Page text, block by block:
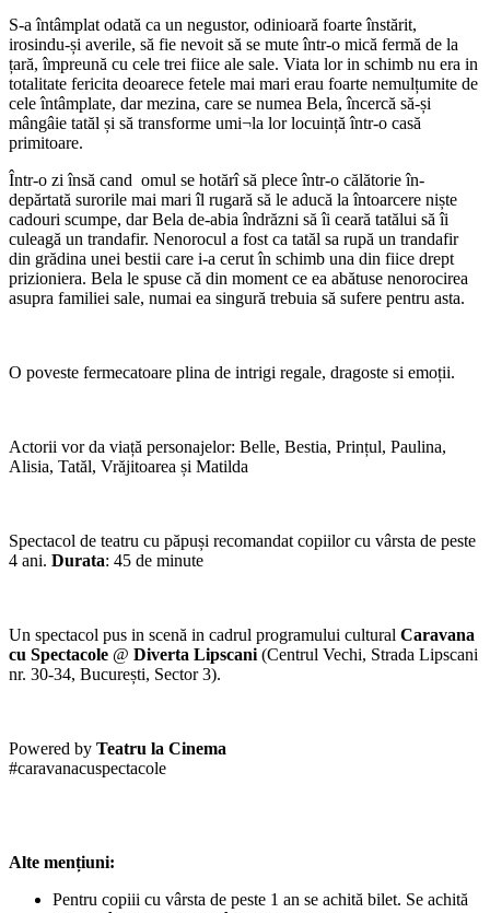
S-a întâmplat odată ca un negustor, odinioară foarte înstărit,
irosindu-și averile, să fie nevoit să se mute într-o mică fermă de la
țară, împreună cu cele trei fiice ale sale. Viata lor in schimb nu era in
totalitate fericita deoarece fetele mai mari erau foarte nemulțumite de
cele întâmplate, dar mezina, care se numea Bela, încercă să-și
mângâie tatăl și să transforme umi¬la lor locuință într-o casă
primitoare.
Într-o zi însă cand omul se hotărî să plece într-o călătorie în­
depărtată surorile mai mari îl rugară să le aducă la în­toarcere niște
cadouri scumpe, dar Bela de-abia în­drăz­ni să îi ceară tatălui să îi
culeagă un trandafir. Nenorocul a fost ca tatăl sa rupă un trandafir
din grădina unei bestii care i-a cerut în schimb una din fiice drept
prizioniera. Bela le spuse că din moment ce ea abă­tuse nenorocirea
asupra familiei sale, numai ea singură tre­buia să sufere pentru asta.
O poveste fermecatoare plina de intrigi regale, dragoste si emoții.
Actorii vor da viață personajelor: Belle, Bestia, Prințul, Paulina,
Alisia, Tatăl, Vrăjitoarea și Matilda
Spectacol de teatru cu păpuși recomandat copiilor cu vârsta de peste
4 ani. Durata: 45 de minute
Un spectacol pus in scenă in cadrul programului cultural Caravana
cu Spectacole @ Diverta Lipscani (Centrul Vechi, Strada Lipscani
nr. 30-34, București, Sector 3).
Powered by Teatru la Cinema
#caravanacuspectacole
Alte mențiuni:
Pentru copiii cu vârsta de peste 1 an se achită bilet. Se achită